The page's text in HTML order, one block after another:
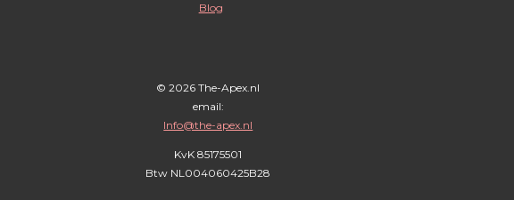
Blog
© 2026 The-Apex.nl
email:
Info@the-apex.nl
KvK 85175501
Btw NL004060425B28